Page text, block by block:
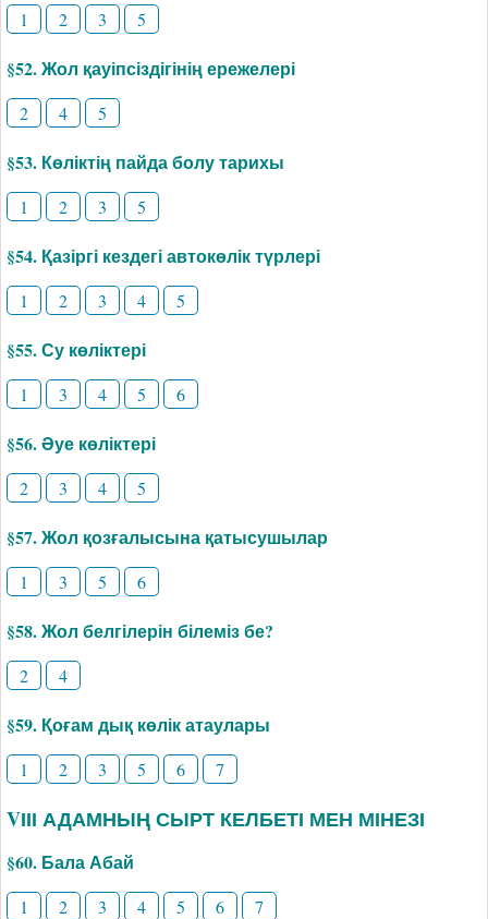
1 2 3 5
§52. Жол қауіпсіздігінің ережелері
2 4 5
§53. Көліктің пайда болу тарихы
1 2 3 5
§54. Қазіргі кездегі автокөлік түрлері
1 2 3 4 5
§55. Су көліктері
1 3 4 5 6
§56. Әуе көліктері
2 3 4 5
§57. Жол қозғалысына қатысушылар
1 3 5 6
§58. Жол белгілерін білеміз бе?
2 4
§59. Қоғам дық көлік атаулары
1 2 3 5 6 7
VІІІ АДАМНЫҢ СЫРТ КЕЛБЕТІ МЕН МІНЕЗІ
§60. Бала Абай
1 2 3 4 5 6 7